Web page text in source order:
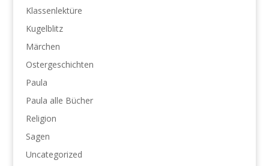
Klassenlektüre
Kugelblitz
Märchen
Ostergeschichten
Paula
Paula alle Bücher
Religion
Sagen
Uncategorized